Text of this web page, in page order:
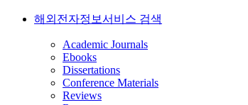
해외전자정보서비스 검색
Academic Journals
Ebooks
Dissertations
Conference Materials
Reviews